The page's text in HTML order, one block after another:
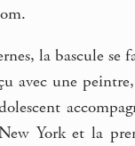
la bascule se
avec une
York et la